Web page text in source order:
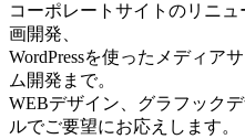
コーポレートサイトのリニ
画開発、
WordPressを使ったメディア
ム開発まで。
WEBデザイン、グラフック
ルでご要望にお応えします。